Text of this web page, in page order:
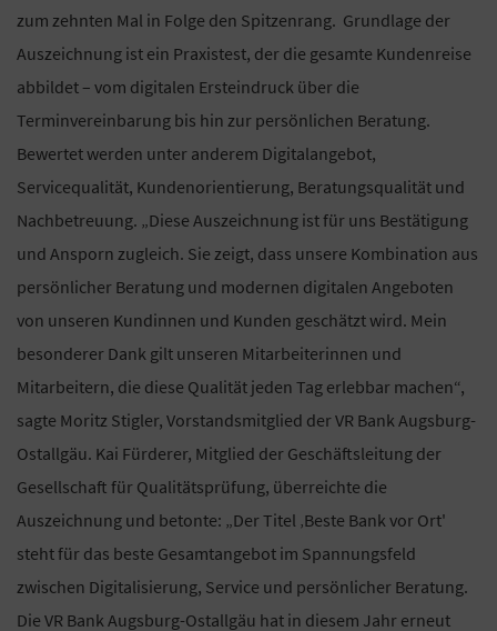
zum zehnten Mal in Folge den Spitzenrang. Grundlage der
Auszeichnung ist ein Praxistest, der die gesamte Kundenreise
abbildet – vom digitalen Ersteindruck über die
Terminvereinbarung bis hin zur persönlichen Beratung.
Bewertet werden unter anderem Digitalangebot,
Servicequalität, Kundenorientierung, Beratungsqualität und
Nachbetreuung. „Diese Auszeichnung ist für uns Bestätigung
und Ansporn zugleich. Sie zeigt, dass unsere Kombination aus
persönlicher Beratung und modernen digitalen Angeboten
von unseren Kundinnen und Kunden geschätzt wird. Mein
besonderer Dank gilt unseren Mitarbeiterinnen und
Mitarbeitern, die diese Qualität jeden Tag erlebbar machen“,
sagte Moritz Stigler, Vorstandsmitglied der VR Bank Augsburg-
Ostallgäu. Kai Fürderer, Mitglied der Geschäftsleitung der
Gesellschaft für Qualitätsprüfung, überreichte die
Auszeichnung und betonte: „Der Titel ‚Beste Bank vor Ort'
steht für das beste Gesamtangebot im Spannungsfeld
zwischen Digitalisierung, Service und persönlicher Beratung.
Die VR Bank Augsburg-Ostallgäu hat in diesem Jahr erneut